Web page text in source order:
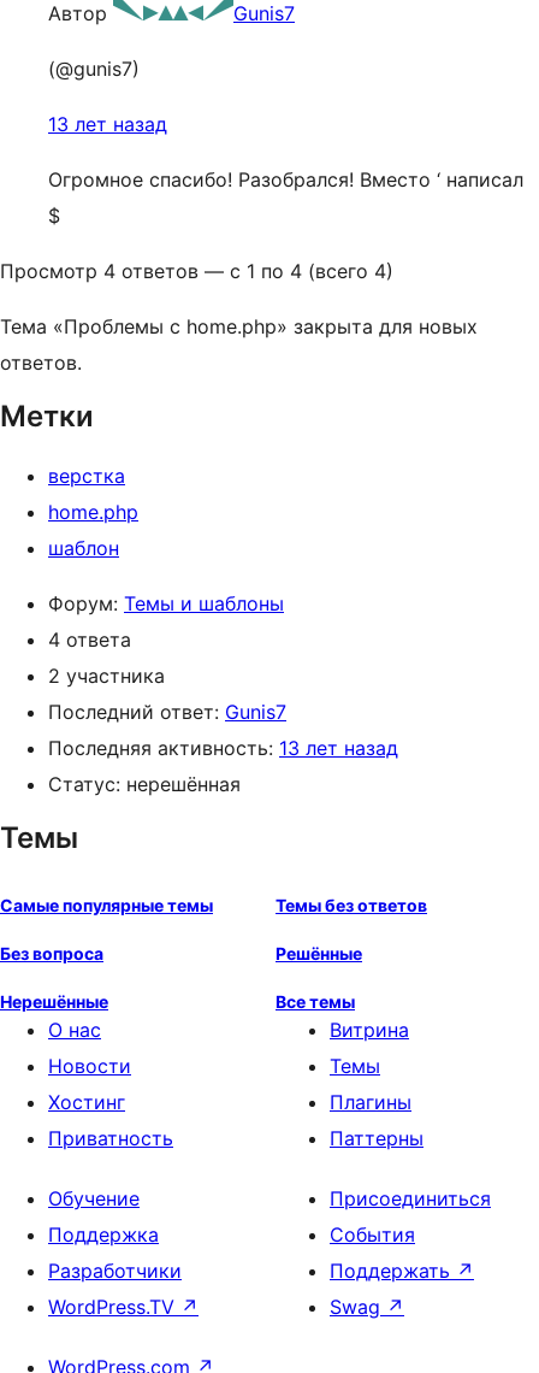
Автор Gunis7
(@gunis7)
13 лет назад
Огромное спасибо! Разобрался! Вместо ‘ написал
$
Просмотр 4 ответов — с 1 по 4 (всего 4)
Тема «Проблемы с home.php» закрыта для новых
ответов.
Метки
верстка
home.php
шаблон
Форум: Темы и шаблоны
4 ответа
2 участника
Последний ответ: Gunis7
Последняя активность: 13 лет назад
Статус: нерешённая
Темы
Самые популярные темы Темы без ответов
Без вопроса Решённые
Нерешённые Все темы
О нас
Новости
Хостинг
Приватность
Витрина
Темы
Плагины
Паттерны
Обучение
Поддержка
Разработчики
WordPress.TV ↗
Присоединиться
События
Поддержать ↗
Swag ↗
WordPress.com ↗